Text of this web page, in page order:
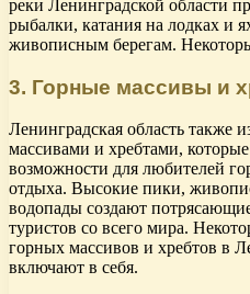
реки Ленинградской области
рыбалки, катания на лодках и
живописным берегам.
3. Горные массивы и
Ленинградская область также
массивами и хребтами,
возможности для любителей
отдыха. Высокие пики,
водопады создают
туристов со всего мира.
горных массивов и хребтов в
включают в себя.